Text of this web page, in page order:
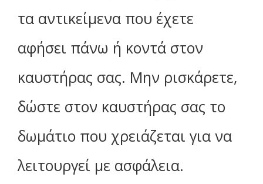
τα αντικείμενα που έχετε
αφήσει πάνω ή κοντά στον
καυστήρας σας. Μην ρισκάρετε,
δώστε στον καυστήρας σας το
δωμάτιο που χρειάζεται για να
λειτουργεί με ασφάλεια.